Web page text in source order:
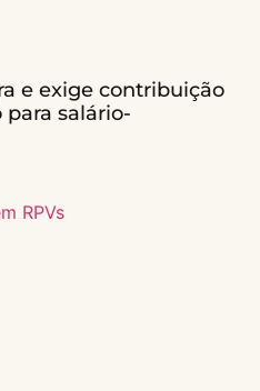
e exige contribuição
para salário-